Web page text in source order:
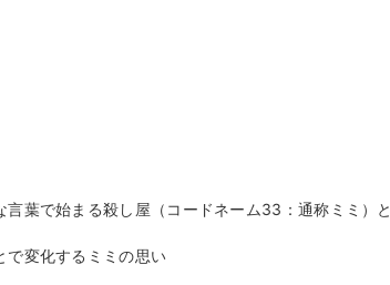
言葉で始まる殺し屋（コードネーム33：通称ミミ）と
で変化するミミの思い